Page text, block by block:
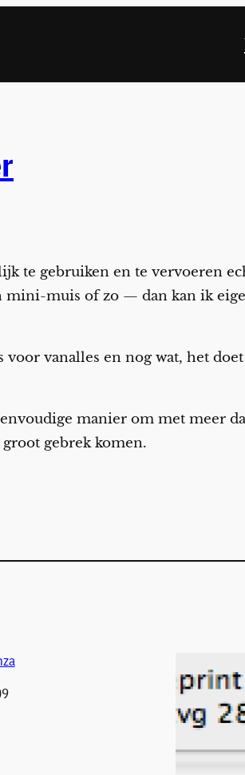
te gebruiken en te vervoeren
muis of zo — dan kan ik
vanalles en nog wat, het
manier om met meer
gebrek komen.